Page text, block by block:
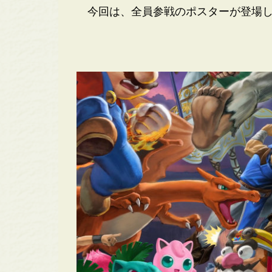
今回は、全員参戦のポスターが登場